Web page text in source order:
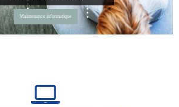
Maintenance informatique